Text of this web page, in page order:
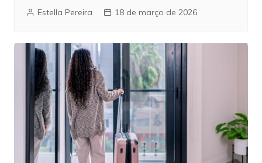
Estella Pereira 18 de março de 2026